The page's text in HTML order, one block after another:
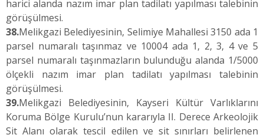
harici alanda nazım imar plan tadilatı yapılması talebinin
görüşülmesi.
38.Melikgazi Belediyesinin, Selimiye Mahallesi 3150 ada 1
parsel numaralı taşınmaz ve 10004 ada 1, 2, 3, 4 ve 5
parsel numaralı taşınmazların bulunduğu alanda 1/5000
ölçekli nazım imar plan tadilatı yapılması talebinin
görüşülmesi.
39.Melikgazi Belediyesinin, Kayseri Kültür Varlıklarını
Koruma Bölge Kurulu’nun kararıyla II. Derece Arkeolojik
Sit Alanı olarak tescil edilen ve sit sınırları belirlenen